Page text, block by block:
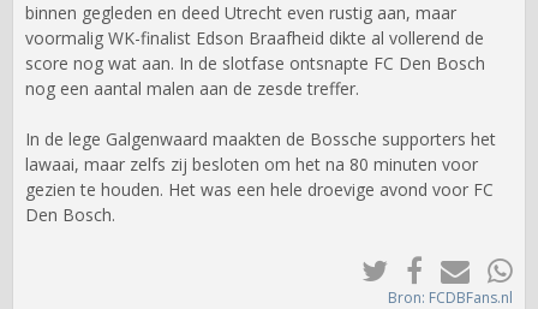
binnen gegleden en deed Utrecht even rustig aan, maar
voormalig WK-finalist Edson Braafheid dikte al vollerend de
score nog wat aan. In de slotfase ontsnapte FC Den Bosch
nog een aantal malen aan de zesde treffer.
In de lege Galgenwaard maakten de Bossche supporters het
lawaai, maar zelfs zij besloten om het na 80 minuten voor
gezien te houden. Het was een hele droevige avond voor FC
Den Bosch.
Bron: FCDBFans.nl